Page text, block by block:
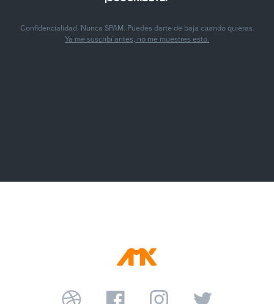
Confidencialidad. Nunca SPAM. Puedes darte de baja cuando quieras.
Ya me suscribí antes, no me muestres esto.